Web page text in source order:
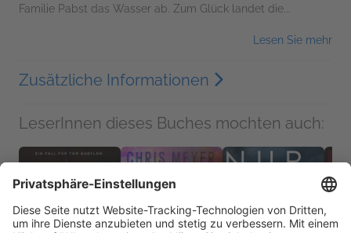
Familie Pabst das Wasser ab. Zum Glück landet die...
Lesen Sie mehr
Zusätzliche Informationen
LeserInnen dieses Buches mochten auch: